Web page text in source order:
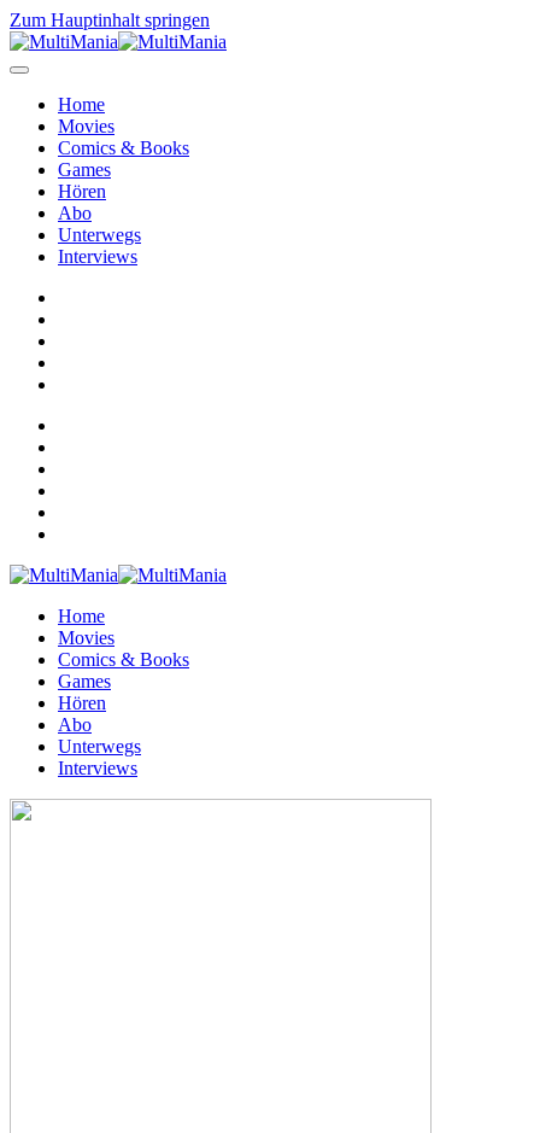
Zum Hauptinhalt springen
Home
Movies
Comics & Books
Games
Hören
Abo
Unterwegs
Interviews
Home
Movies
Comics & Books
Games
Hören
Abo
Unterwegs
Interviews